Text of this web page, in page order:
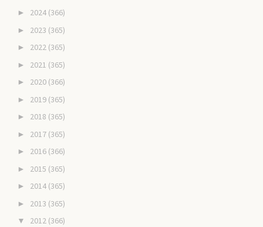
► 2024 (366)
► 2023 (365)
► 2022 (365)
► 2021 (365)
► 2020 (366)
► 2019 (365)
► 2018 (365)
► 2017 (365)
► 2016 (366)
► 2015 (365)
► 2014 (365)
► 2013 (365)
▼ 2012 (366)